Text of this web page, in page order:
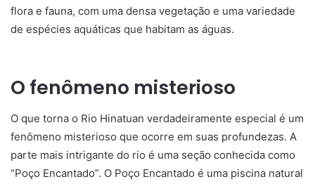
flora e fauna, com uma densa vegetação e uma variedade
de espécies aquáticas que habitam as águas.
O fenômeno misterioso
O que torna o Rio Hinatuan verdadeiramente especial é um
fenômeno misterioso que ocorre em suas profundezas. A
parte mais intrigante do rio é uma seção conhecida como
“Poço Encantado”. O Poço Encantado é uma piscina natural